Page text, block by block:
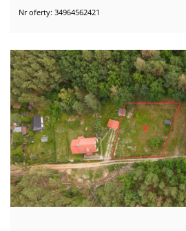
Nr oferty: 34964562421